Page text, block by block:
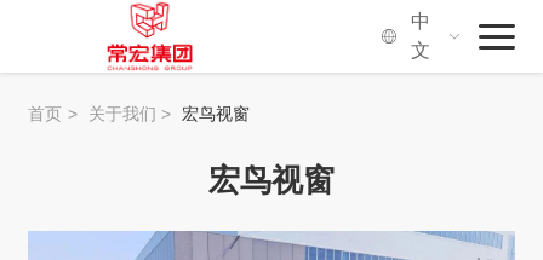
中
文
首页
品牌·服务
首页 > 关于我们 > 宏鸟视窗
宏鸟视窗